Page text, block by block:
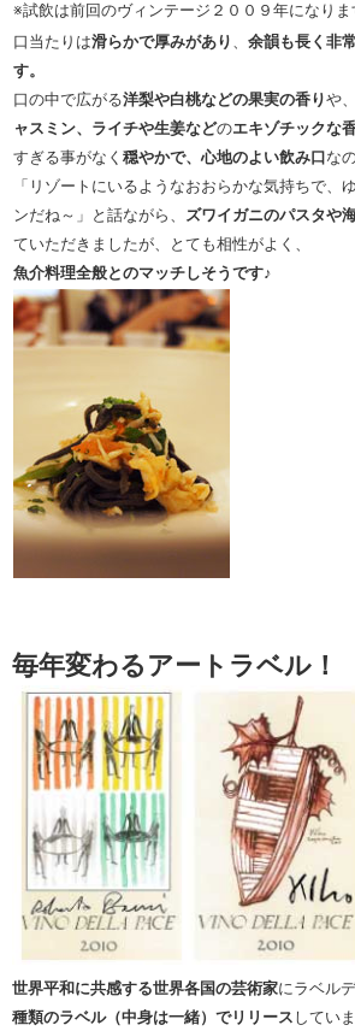
※試飲は前回のヴィンテージ２００９年になりま
口当たりは滑らかで厚みがあり 、 余韻も長く非
す。
口の中で広がる洋梨や白桃などの果実の香りや
ャスミン、ライチや生姜などのエキゾチックな
すぎる事がなく 穏やかで、心地のよい飲み口 な
「リゾートにいるようなおおらかな気持ちで、
ンだね～」と話ながら、 ズワイガニのパスタや
ていただきましたが、とても相性がよく、
魚介料理全般とのマッチしそうです♪
毎年変わるアートラベル！
世界平和に共感する世界各国の芸術家にラベル
種類のラベル（中身は一緒）でリリース してい